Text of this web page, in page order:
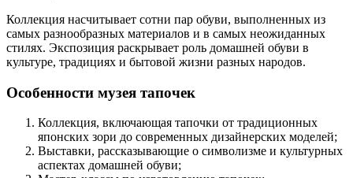
Коллекция насчитывает сотни пар обуви, выполненных из
самых разнообразных материалов и в самых неожиданных
стилях. Экспозиция раскрывает роль домашней обуви в
культуре, традициях и бытовой жизни разных народов.
Особенности музея тапочек
Коллекция, включающая тапочки от традиционных
японских зори до современных дизайнерских моделей;
Выставки, рассказывающие о символизме и культурных
аспектах домашней обуви;